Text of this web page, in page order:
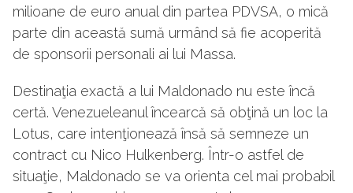
milioane de euro anual din partea PDVSA, o mică
parte din această sumă urmând să fie acoperită
de sponsorii personali ai lui Massa.
Destinaţia exactă a lui Maldonado nu este încă
certă. Venezueleanul încearcă să obţină un loc la
Lotus, care intenţionează însă să semneze un
contract cu Nico Hulkenberg. Într-o astfel de
situaţie, Maldonado se va orienta cel mai probabil